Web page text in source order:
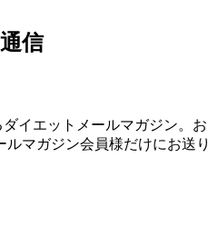
信
イエットメールマガジン。お
マガジン会員様だけにお送り